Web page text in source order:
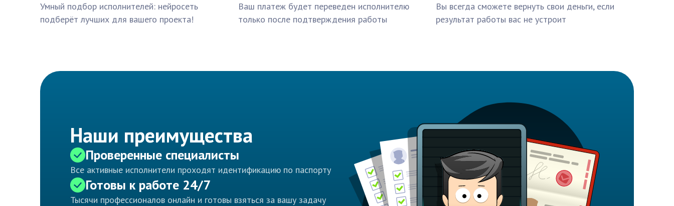
Умный подбор исполнителей: нейросеть
подберёт лучших для вашего проекта!
Ваш платеж будет переведен исполнителю
только после подтверждения работы
Вы всегда сможете вернуть свои деньги, если
результат работы вас не устроит
Наши преимущества
Проверенные специалисты
Все активные исполнители проходят идентификацию по паспорту
Готовы к работе 24/7
Тысячи профессионалов онлайн и готовы взяться за вашу задачу